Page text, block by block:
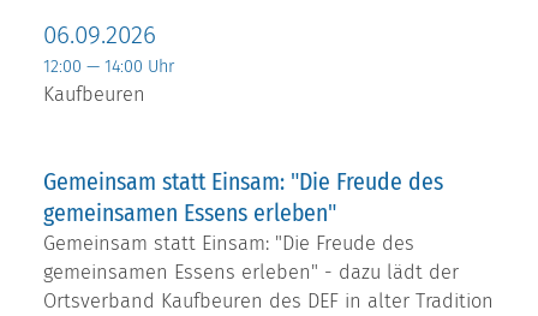
06.09.2026
12:00 — 14:00 Uhr
Kaufbeuren
Gemeinsam statt Einsam: "Die Freude des
gemeinsamen Essens erleben"
Gemeinsam statt Einsam: "Die Freude des
gemeinsamen Essens erleben" - dazu lädt der
Ortsverband Kaufbeuren des DEF in alter Tradition